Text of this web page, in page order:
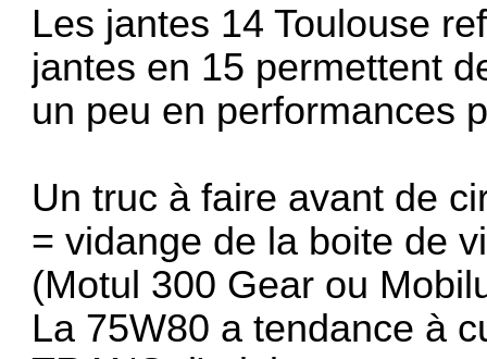
Les jantes 14 Toulouse
jantes en 15 permettent
un peu en performances
Un truc à faire avant de
= vidange de la boite de
(Motul 300 Gear ou
La 75W80 a tendance à